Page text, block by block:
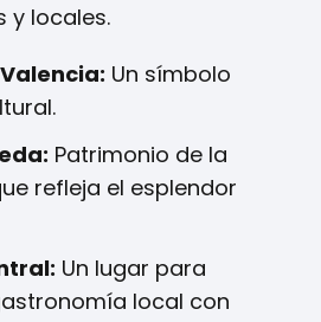
y locales.
Un símbolo
Patrimonio de la
refleja el esplendor
Un lugar para
local con